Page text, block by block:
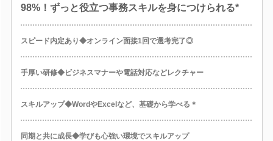
98%！ずっと役立つ事務スキルを身につけられる*
スピード内定あり◆オンライン面接1回で選考完了◎
手厚い研修◆ビジネスマナーや電話対応などレクチャー
スキルアップ◆WordやExcelなど、基礎から学べる＊
同期と共に成長◆学びも心強い環境でスキルアップ